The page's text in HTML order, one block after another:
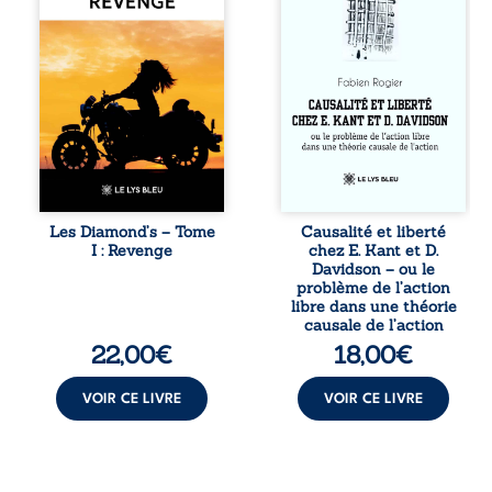
tout le pays. Rien
ne la prédestinait
à cette vie, mais
les épreuves ont
forgé une femme
dure, inaccessible
et résolue à ne
jamais dévoiler
ses faiblesses,
jusqu’à ce que le
croise sa route.
Chef d’une famille
de Nomads, Juan
Les Diamond’s – Tome
I : Revenge
22,00€
VOIR CE LIVRE
travers une
confrontation
entre les pensées
d’Emmanuel Kant
et de Donald
Davidson, cet
essai explore les
liens entre libre
déterminisme
responsabilité. De
la volonté
kantienne au
monisme anomal
de Davidson, il
interroge la
manière dont les
intentions et les
croyances
peuvent ...
Causalité et liberté
chez E. Kant et D.
Davidson – ou le
problème de l’action
libre dans une théorie
causale de l’action
18,00€
VOIR CE LIVRE